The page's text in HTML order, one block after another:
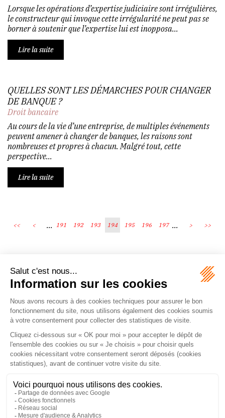
Lorsque les opérations d’expertise judiciaire sont irrégulières,
le constructeur qui invoque cette irrégularité ne peut pas se
borner à soutenir que l’expertise lui est inopposa...
Lire la suite
QUELLES SONT LES DÉMARCHES POUR CHANGER
DE BANQUE ?
Droit bancaire
Au cours de la vie d’une entreprise, de multiples événements
peuvent amener à changer de banques, les raisons sont
nombreuses et propres à chacun. Malgré tout, cette
perspective...
Lire la suite
<< < ... 191 192 193 194 195 196 197 ... > >>
Écosystème
Carrières
Honoraires
Contacts
Mentions légales
Plan du site
Espace client